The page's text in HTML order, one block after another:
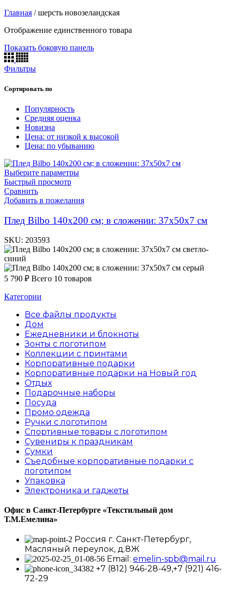
Главная /шерсть новозеландская
Отображение единственного товара
Показать боковую панель
Фильтры
Сортировать по
Популярность
Средняя оценка
Новизна
Цена: от низкой к высокой
Цена: по убыванию
Выберите параметры
Быстрый просмотр
Сравнить
Добавить в пожелания
Плед Bilbo 140х200 см; в сложении: 37x50x7 см
SKU: 203593
светло-
синий
серый
5 790 ₽ Всего 10 товаров
Категории
Все файлы продукты
Дом
Ежедневники и блокноты
Зонты с логотипом
Коллекции с принтами
Корпоративные подарки
Корпоративные подарки на Новый год
Отдых
Подарочные наборы
Посуда
Промо одежда
Ручки с логотипом
Спортивные товары с логотипом
Сувениры к праздникам
Сумки
Съедобные корпоративные подарки с
логотипом
Упаковка
Электроника и гаджеты
Офис в Санкт-Петербурге «Текстильный дом
Т.М.Емелина»
Россия г. Санкт-Петербург,
Масляный переулок, д.8Ж
Email: emelin-spb@mail.ru
+7 (812) 946-28-49,+7 (921) 416-
72-29